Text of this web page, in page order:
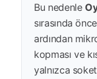
Bu nedenle
sırasında
ardından
kopması ve
yalnızca